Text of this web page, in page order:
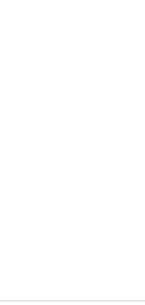
galetes del lloc